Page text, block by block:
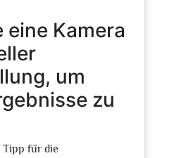
eine Kamera
um
zu
Tipp für die